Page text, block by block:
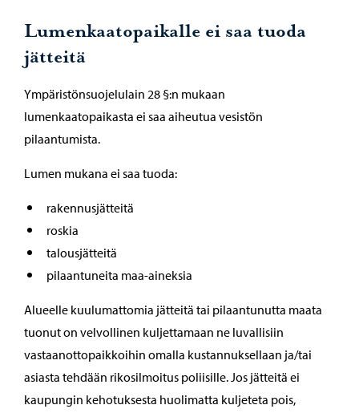
Lumenkaatopaikalle ei saa tuoda
jätteitä
Ympäristönsuojelulain 28 §:n mukaan
lumenkaatopaikasta ei saa aiheutua vesistön
pilaantumista.
Lumen mukana ei saa tuoda:
rakennusjätteitä
roskia
talousjätteitä
pilaantuneita maa-aineksia
Alueelle kuulumattomia jätteitä tai pilaantunutta maata
tuonut on velvollinen kuljettamaan ne luvallisiin
vastaanottopaikkoihin omalla kustannuksellaan ja/tai
asiasta tehdään rikosilmoitus poliisille. Jos jätteitä ei
kaupungin kehotuksesta huolimatta kuljeteta pois,